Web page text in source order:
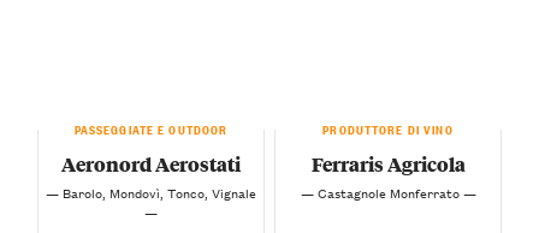
PASSEGGIATE E OUTDOOR
Aeronord Aerostati
— Barolo, Mondovì, Tonco, Vignale
—
PRODUTTORE DI VINO
Ferraris Agricola
— Castagnole Monferrato —